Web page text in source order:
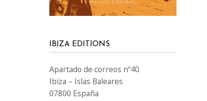
IBIZA EDITIONS
Apartado de correos nº40
Ibiza – Islas Baleares
07800 España